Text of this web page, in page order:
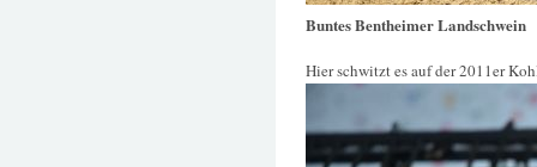
Buntes Bentheimer Landschwein
Hier schwitzt es auf der 2011er